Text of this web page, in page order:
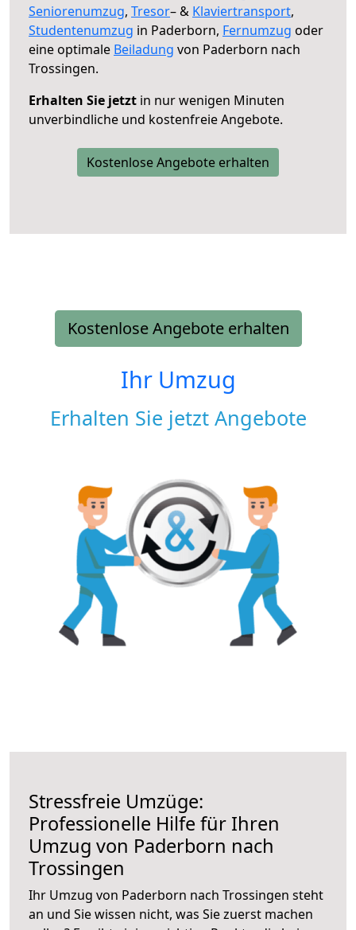
Seniorenumzug, Tresor– & Klaviertransport,
Studentenumzug in Paderborn, Fernumzug oder
eine optimale Beiladung von Paderborn nach
Trossingen.
Erhalten Sie jetzt in nur wenigen Minuten
unverbindliche und kostenfreie Angebote.
Kostenlose Angebote erhalten
Kostenlose Angebote erhalten
Ihr Umzug
Erhalten Sie jetzt Angebote
Stressfreie Umzüge:
Professionelle Hilfe für Ihren
Umzug von Paderborn nach
Trossingen
Ihr Umzug von Paderborn nach Trossingen steht
an und Sie wissen nicht, was Sie zuerst machen